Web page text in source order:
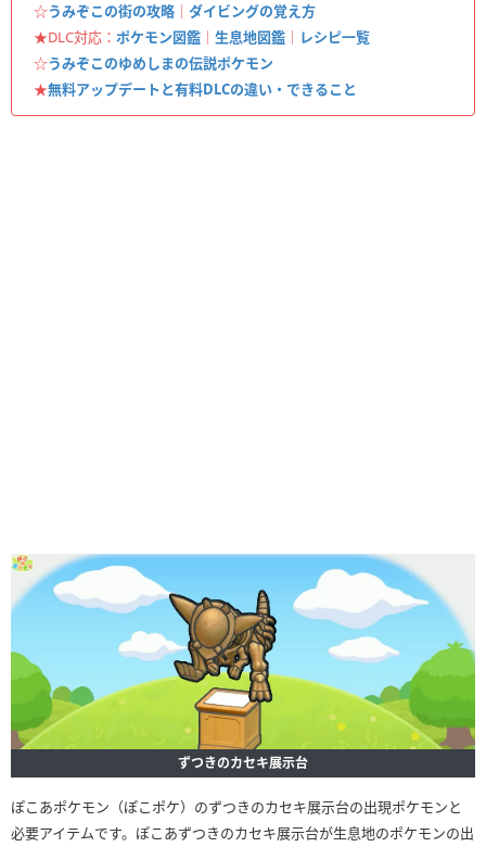
☆うみぞこの街の攻略 ｜ ダイビングの覚え方
★DLC対応： ポケモン図鑑 ｜ 生息地図鑑 ｜ レシピ一覧
☆うみぞこのゆめしまの伝説ポケモン
★無料アップデートと有料DLCの違い・できること
ずつきのカセキ展示台
ぽこあポケモン（ぽこポケ）のずつきのカセキ展示台の出現ポケモンと
必要アイテムです。ぽこあずつきのカセキ展示台が生息地のポケモンの出